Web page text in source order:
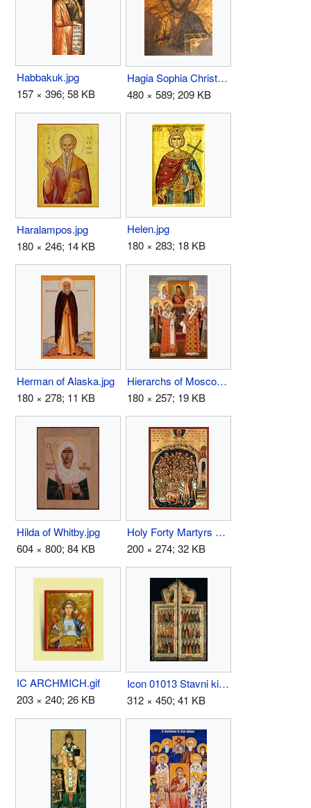
Habbakuk.jpg
157 × 396; 58 KB
Hagia Sophia Christ.jpg
480 × 589; 209 KB
Haralampos.jpg
180 × 246; 14 KB
Helen.jpg
180 × 283; 18 KB
Herman of Alaska.jpg
180 × 278; 11 KB
Hierarchs of Moscow.JPG
180 × 257; 19 KB
Hilda of Whitby.jpg
604 × 800; 84 KB
Holy Forty Martyrs of Sebaste.jpg
200 × 274; 32 KB
IC ARCHMICH.gif
203 × 240; 26 KB
Icon 01013 Stavni kiota. Blagoveschenie. Svyatye i apostoly.jpg
312 × 450; 41 KB